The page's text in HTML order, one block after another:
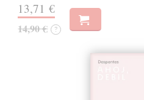
13,71 €
14,90 € ?